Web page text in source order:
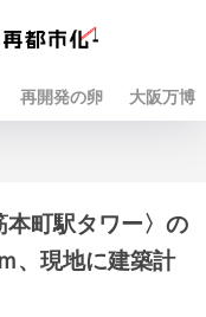
再開発の卵 大阪万博
本町駅タワー〉の
、現地に建築計